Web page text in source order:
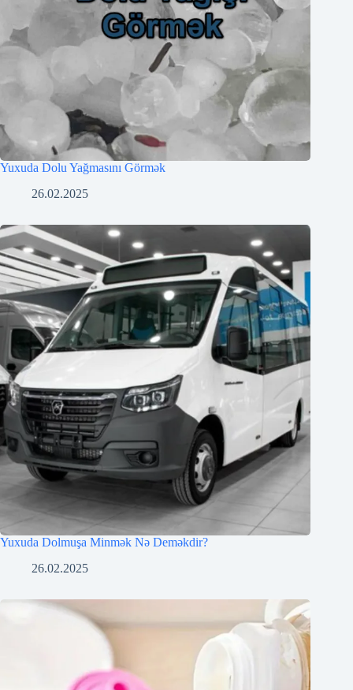
Yuxuda Dolu Yağmasını Görmək
26.02.2025
Yuxuda Dolmuşa Minmək Nə Deməkdir?
26.02.2025